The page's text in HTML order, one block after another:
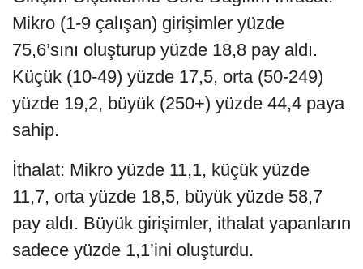
Mikro (1-9 çalışan) girişimler yüzde
75,6’sını oluşturup yüzde 18,8 pay aldı.
Küçük (10-49) yüzde 17,5, orta (50-249)
yüzde 19,2, büyük (250+) yüzde 44,4 paya
sahip.
İthalat: Mikro yüzde 11,1, küçük yüzde
11,7, orta yüzde 18,5, büyük yüzde 58,7
pay aldı. Büyük girişimler, ithalat yapanların
sadece yüzde 1,1’ini oluşturdu.